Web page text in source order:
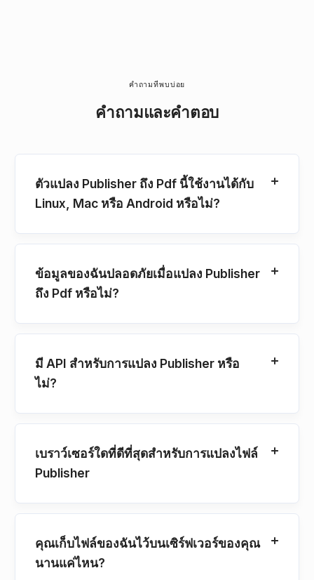
คำถามที่พบบ่อย
คำถามและคำตอบ
ตัวแปลง Publisher ถึง Pdf นี้ใช้งานได้กับ
Linux, Mac หรือ Android หรือไม่?
ข้อมูลของฉันปลอดภัยเมื่อแปลง Publisher
ถึง Pdf หรือไม่?
มี API สำหรับการแปลง Publisher หรือ
ไม่?
เบราว์เซอร์ใดที่ดีที่สุดสำหรับการแปลงไฟล์
Publisher
คุณเก็บไฟล์ของฉันไว้บนเซิร์ฟเวอร์ของคุณ
นานแค่ไหน?